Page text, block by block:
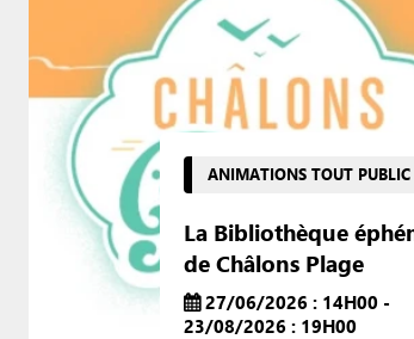
ANIMATIONS TOUT PUBLIC
La Bibliothèque
de Châlons Plage
27/06/2026 : 14H00 -
23/08/2026 : 19H00